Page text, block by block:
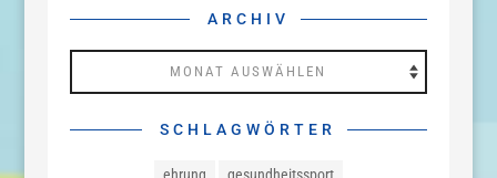
ARCHIV
SCHLAGWÖRTER